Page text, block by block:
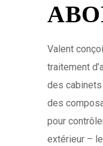
Valent
traitement
des
des
pour
extérieur –